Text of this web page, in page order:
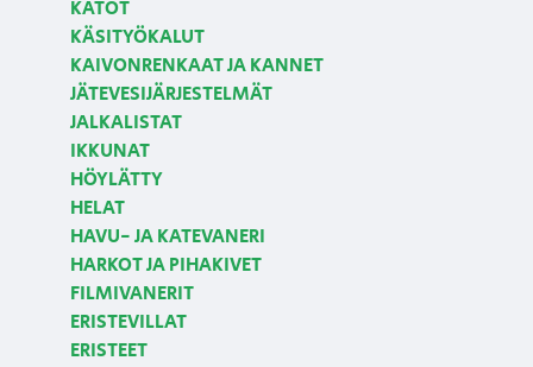
KATOT
KÄSITYÖKALUT
KAIVONRENKAAT JA KANNET
JÄTEVESIJÄRJESTELMÄT
JALKALISTAT
IKKUNAT
HÖYLÄTTY
HELAT
HAVU- JA KATEVANERI
HARKOT JA PIHAKIVET
FILMIVANERIT
ERISTEVILLAT
ERISTEET